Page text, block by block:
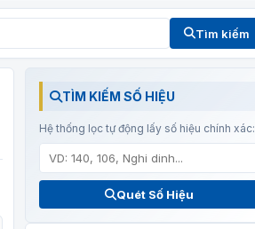
Tìm kiếm
TÌM KIẾM SỐ HIỆU
Hệ thống lọc tự động lấy số hiệu chính xác:
Quét Số Hiệu